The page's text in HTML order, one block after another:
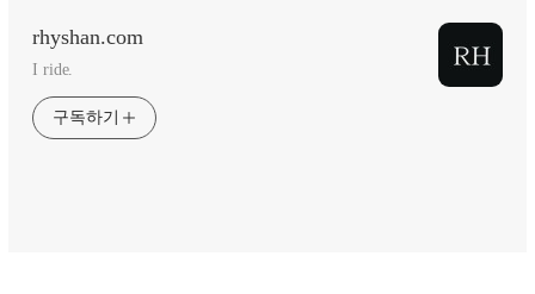
rhyshan.com
I ride.
구독하기